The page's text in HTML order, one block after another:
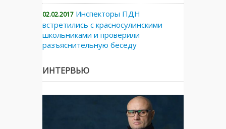
02.02.2017 Инспекторы ПДН
встретились с красносулинскими
школьниками и проверили
разъяснительную беседу
ИНТЕРВЬЮ